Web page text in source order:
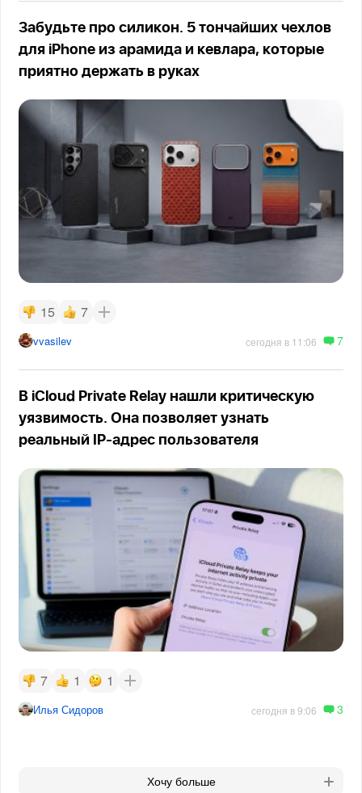
Забудьте про силикон. 5 тончайших чехлов
для iPhone из арамида и кевлара, которые
приятно держать в руках
15 7
vvasilev сегодня в 11:06 7
В iCloud Private Relay нашли критическую
уязвимость. Она позволяет узнать
реальный IP-адрес пользователя
7 1 1
Илья Сидоров сегодня в 9:06 3
Хочу больше